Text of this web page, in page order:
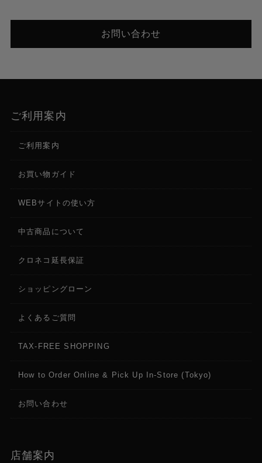
お問い合わせ
ご利用案内
ご利用案内
お買い物ガイド
WEBサイトの使い方
中古商品について
クロネコ延長保証
ショッピングローン
よくあるご質問
TAX-FREE SHOPPING
How to Order Online & Pick Up In-Store (Tokyo)
お問い合わせ
店舗案内